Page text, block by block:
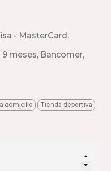
- MasterCard.
9 meses, Bancomer,
domicilio
Tienda deportiva